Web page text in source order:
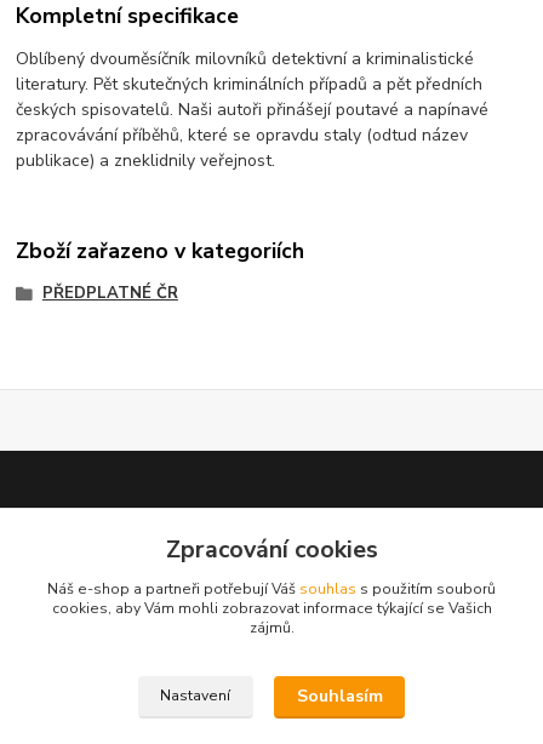
Kompletní specifikace
Oblíbený dvouměsíčník milovníků detektivní a kriminalistické
literatury. Pět skutečných kriminálních případů a pět předních
českých spisovatelů. Naši autoři přinášejí poutavé a napínavé
zpracovávání příběhů, které se opravdu staly (odtud název
publikace) a zneklidnily veřejnost.
Zboží zařazeno v kategoriích
PŘEDPLATNÉ ČR
Zpracování cookies
Náš e-shop a partneři potřebují Váš souhlas s použitím souborů
cookies, aby Vám mohli zobrazovat informace týkající se Vašich
zájmů.
Nastavení Souhlasím